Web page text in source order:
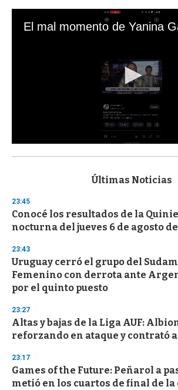
s
d
s
o
f
3
s
e
c
o
d
s
Últimas Noticias
23:45
Conocé los resultados de la
nocturna del jueves 6 de agosto
23:43
Uruguay cerró el grupo del
Femenino con derrota ante
por el quinto puesto
23:27
Altas y bajas de la Liga AUF:
reforzando en ataque y contrató
23:17
Games of the Future: Peñarol a
metió en los cuartos de final de